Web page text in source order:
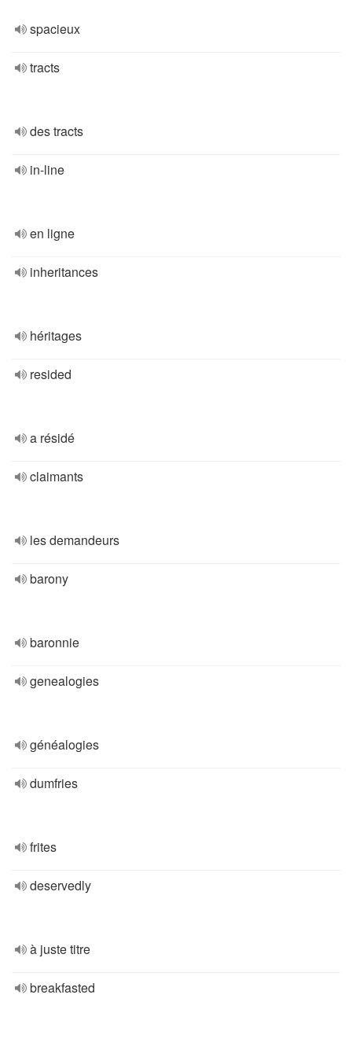
spacieux
tracts
des tracts
in-line
en ligne
inheritances
héritages
resided
a résidé
claimants
les demandeurs
barony
baronnie
genealogies
généalogies
dumfries
frites
deservedly
à juste titre
breakfasted